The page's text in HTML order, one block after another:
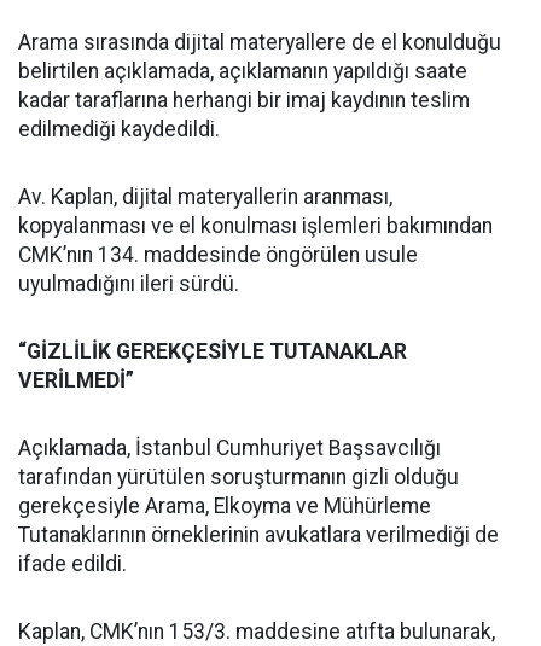
Arama sırasında dijital materyallere de el konulduğu
belirtilen açıklamada, açıklamanın yapıldığı saate
kadar taraflarına herhangi bir imaj kaydının teslim
edilmediği kaydedildi.
Av. Kaplan, dijital materyallerin aranması,
kopyalanması ve el konulması işlemleri bakımından
CMK’nın 134. maddesinde öngörülen usule
uyulmadığını ileri sürdü.
“GİZLİLİK GEREKÇESİYLE TUTANAKLAR
VERİLMEDİ”
Açıklamada, İstanbul Cumhuriyet Başsavcılığı
tarafından yürütülen soruşturmanın gizli olduğu
gerekçesiyle Arama, Elkoyma ve Mühürleme
Tutanaklarının örneklerinin avukatlara verilmediği de
ifade edildi.
Kaplan, CMK’nın 153/3. maddesine atıfta bulunarak,